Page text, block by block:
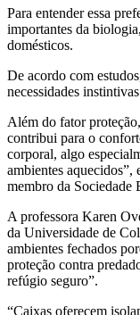
Para entender essa
importantes da
domésticos.
De acordo com
necessidades
Além do fator
contribui para o
corporal, algo
ambientes
membro da Sociedade
A professora Karen
da Universidade de
ambientes fechados
proteção contra
refúgio seguro”.
“Caixas oferecem